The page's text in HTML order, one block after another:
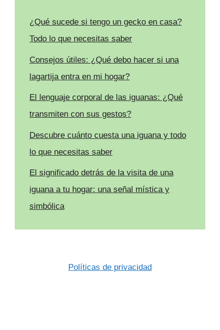
¿Qué sucede si tengo un gecko en casa?
Todo lo que necesitas saber
Consejos útiles: ¿Qué debo hacer si una
lagartija entra en mi hogar?
El lenguaje corporal de las iguanas: ¿Qué
transmiten con sus gestos?
Descubre cuánto cuesta una iguana y todo
lo que necesitas saber
El significado detrás de la visita de una
iguana a tu hogar: una señal mística y
simbólica
Políticas de privacidad